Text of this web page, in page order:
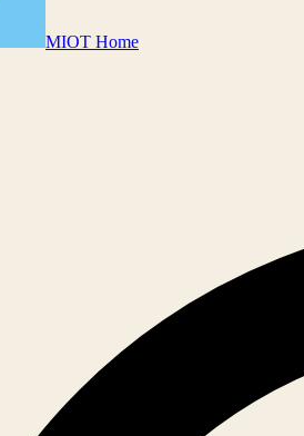
MIOT Home